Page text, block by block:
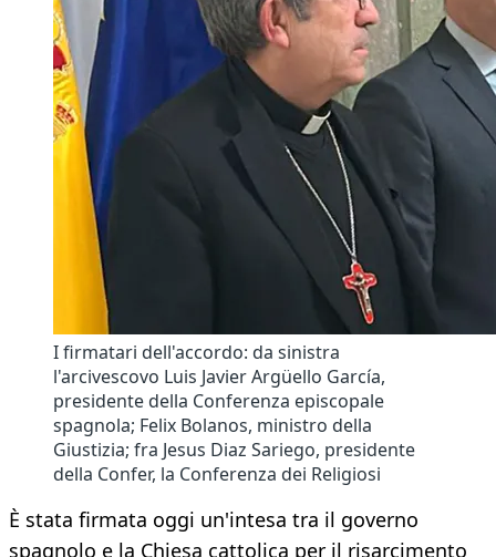
I firmatari dell'accordo: da sinistra
l'arcivescovo Luis Javier Argüello García,
presidente della Conferenza episcopale
spagnola; Felix Bolanos, ministro della
Giustizia; fra Jesus Diaz Sariego, presidente
della Confer, la Conferenza dei Religiosi
È stata firmata oggi un'intesa tra il governo
spagnolo e la Chiesa cattolica per il risarcimento